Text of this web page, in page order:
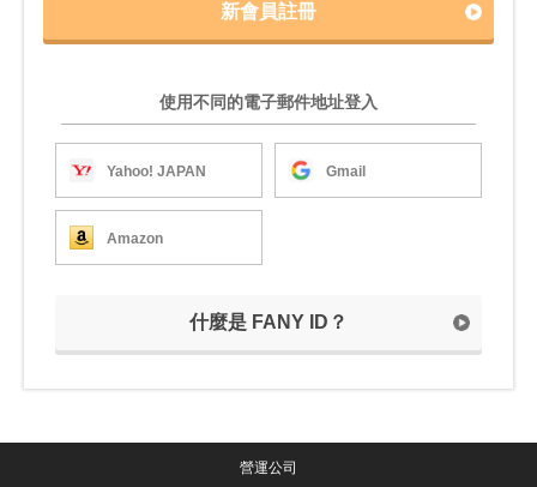
新會員註冊
使用不同的電子郵件地址登入
Yahoo! JAPAN Gmail
Amazon
什麼是 FANY ID？
營運公司